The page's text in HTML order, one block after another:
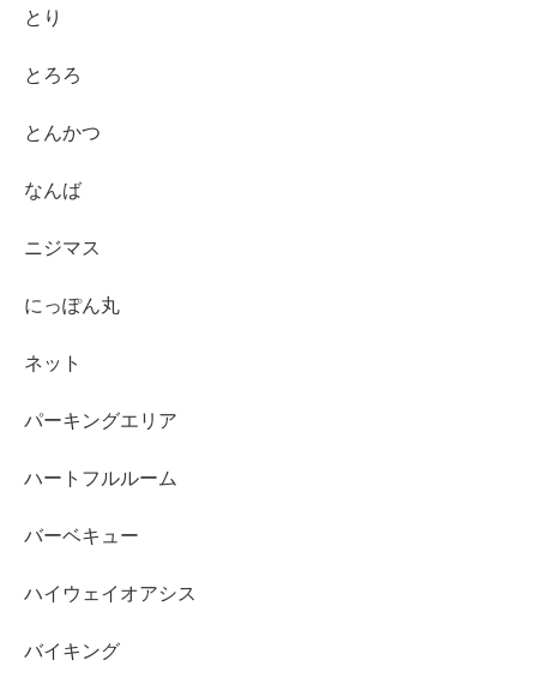
とり
とろろ
とんかつ
なんば
ニジマス
にっぽん丸
ネット
パーキングエリア
ハートフルルーム
バーベキュー
ハイウェイオアシス
バイキング